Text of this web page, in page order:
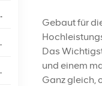
Gebaut für
Das
und einem
Ganz gleich,